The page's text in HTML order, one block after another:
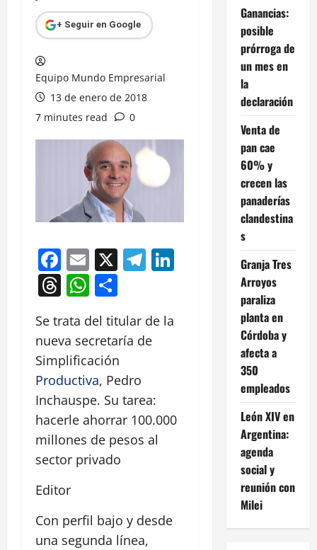
+ Seguir en Google
Equipo Mundo Empresarial
13 de enero de 2018
7 minutes read
0
Facebook
Email
X Telegram
LinkedIn
Threads
WhatsApp
Se trata del titular de la
nueva secretaría de
Simplificación
Productiva, Pedro
Inchauspe. Su tarea:
hacerle ahorrar 100.000
millones de pesos al
sector privado
Editor
Con perfil bajo y desde
una segunda línea,
Ganancias:
posible
prórroga de
un mes en
la
declaración
Venta de
pan cae
60% y
crecen las
panaderías
clandestina
s
Granja Tres
Arroyos
paraliza
planta en
Córdoba y
afecta a
350
empleados
León XIV en
Argentina:
agenda
social y
reunión con
Milei